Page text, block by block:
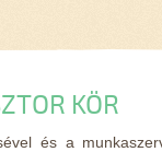
KÖR
és a